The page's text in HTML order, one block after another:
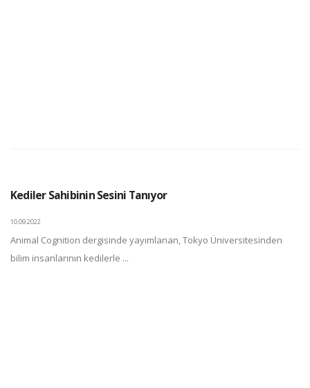
Kediler Sahibinin Sesini Tanıyor
10.09.2022
Animal Cognition dergisinde yayımlanan, Tokyo Üniversitesinden
bilim insanlarının kedilerle ...